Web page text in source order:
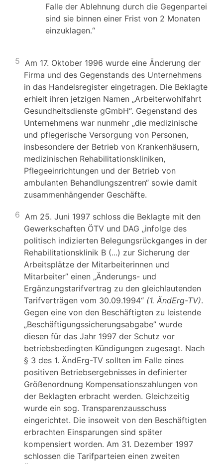
Falle der Ablehnung durch die Gegenpartei
sind sie binnen einer Frist von 2 Monaten
einzuklagen.“
5 Am 17. Oktober 1996 wurde eine Änderung der
Firma und des Gegenstands des Unternehmens
in das Handelsregister eingetragen. Die Beklagte
erhielt ihren jetzigen Namen „Arbeiterwohlfahrt
Gesundheitsdienste gGmbH“. Gegenstand des
Unternehmens war nunmehr „die medizinische
und pflegerische Versorgung von Personen,
insbesondere der Betrieb von Krankenhäusern,
medizinischen Rehabilitationskliniken,
Pflegeeinrichtungen und der Betrieb von
ambulanten Behandlungszentren“ sowie damit
zusammenhängender Geschäfte.
6 Am 25. Juni 1997 schloss die Beklagte mit den
Gewerkschaften ÖTV und DAG „infolge des
politisch indizierten Belegungsrückganges in der
Rehabilitationsklinik B (...) zur Sicherung der
Arbeitsplätze der Mitarbeiterinnen und
Mitarbeiter” einen „Änderungs- und
Ergänzungstarifvertrag zu den gleichlautenden
Tarifverträgen vom 30.09.1994“ (1. ÄndErg-TV).
Gegen eine von den Beschäftigten zu leistende
„Beschäftigungssicherungsabgabe” wurde
diesen für das Jahr 1997 der Schutz vor
betriebsbedingten Kündigungen zugesagt. Nach
§ 3 des 1. ÄndErg-TV sollten im Falle eines
positiven Betriebsergebnisses in definierter
Größenordnung Kompensationszahlungen von
der Beklagten erbracht werden. Gleichzeitig
wurde ein sog. Transparenzausschuss
eingerichtet. Die insoweit von den Beschäftigten
erbrachten Einsparungen sind später
kompensiert worden. Am 31. Dezember 1997
schlossen die Tarifparteien einen zweiten